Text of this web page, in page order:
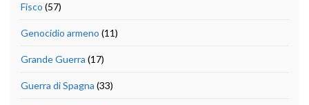
Fisco (57)
Genocidio armeno (11)
Grande Guerra (17)
Guerra di Spagna (33)